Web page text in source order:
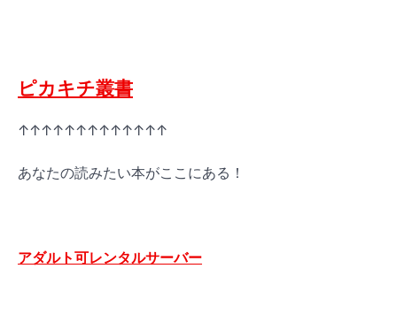
ピカキチ叢書
↑↑↑↑↑↑↑↑↑↑↑↑↑
あなたの読みたい本がここにある！
アダルト可レンタルサーバー